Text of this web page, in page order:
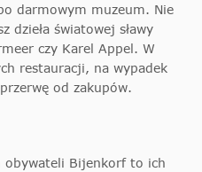
darmowym muzeum. Nie
dzieła światowej sławy
czy Karel Appel. W
restauracji, na wypadek
od zakupów.
obywateli Bijenkorf to ich